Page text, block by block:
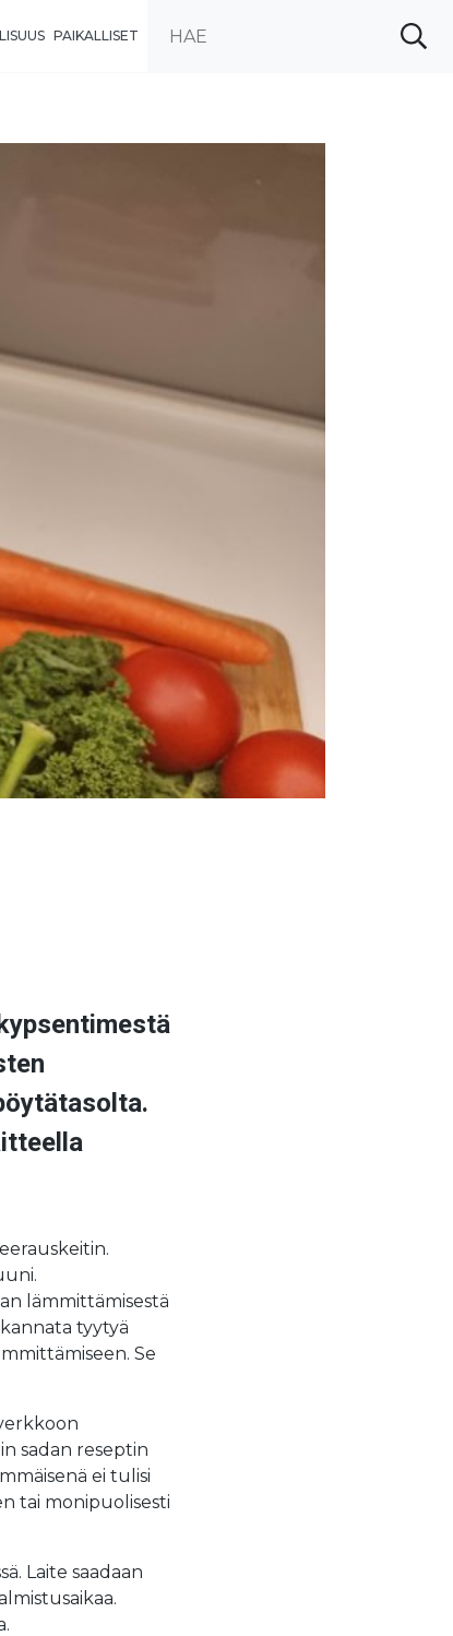
PAIKALLISET
lämmittämisestä
tyytyä
Se
sadan reseptin
ei tulisi
tai monipuolisesti
Laite saadaan